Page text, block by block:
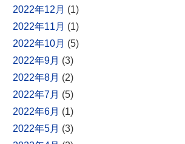
2022年12月 (1)
2022年11月 (1)
2022年10月 (5)
2022年9月 (3)
2022年8月 (2)
2022年7月 (5)
2022年6月 (1)
2022年5月 (3)